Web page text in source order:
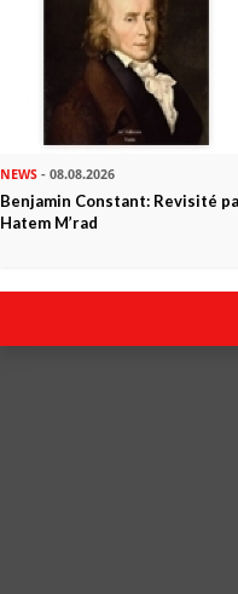
NEWS - 08.08.2026
Benjamin Constant: Revisité
Hatem M’rad